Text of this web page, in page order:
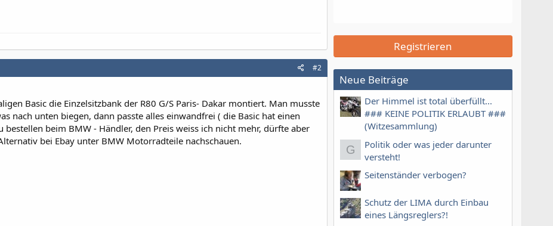
#2
Basic die Einzelsitzbank der R80 G/S Paris- Dakar montiert. Man musste
nach unten biegen, dann passte alles einwandfrei ( die Basic hat einen
bestellen beim BMW - Händler, den Preis weiss ich nicht mehr, dürfte aber
bei Ebay unter BMW Motorradteile nachschauen.
Registrieren
Neue Beiträge
Der Himmel ist total überfüllt...
### KEINE POLITIK ERLAUBT ###
(Witzesammlung)
G
Politik oder was jeder darunter
versteht!
Seitenständer verbogen?
Schutz der LIMA durch Einbau
eines Längsreglers?!